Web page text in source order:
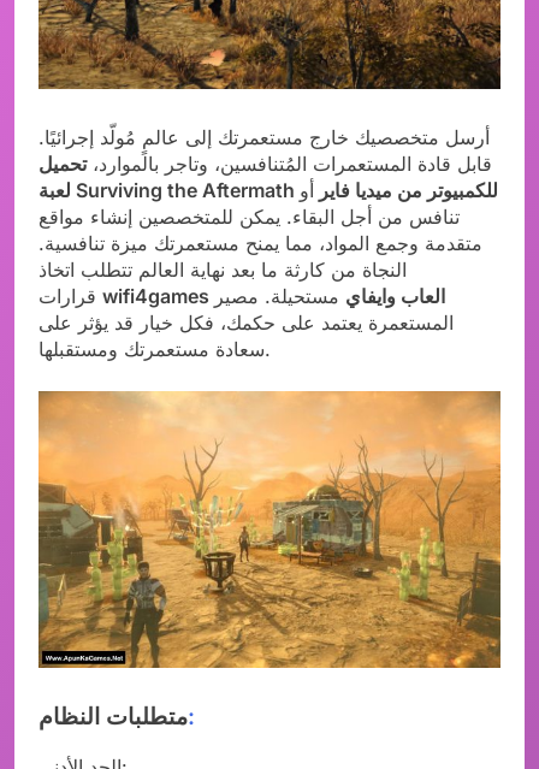
أرسل متخصصيك خارج مستعمرتك إلى عالمٍ مُولّد إجرائيًا.
قابل قادة المستعمرات المُتنافسين، وتاجر بالموارد،تحميل
لعبة Surviving the Aftermath للكمبيوتر من ميديا فاير أو
تنافس من أجل البقاء. يمكن للمتخصصين إنشاء مواقع
متقدمة وجمع المواد، مما يمنح مستعمرتك ميزة تنافسية.
النجاة من كارثة ما بعد نهاية العالم تتطلب اتخاذ
wifi4games العاب وايفاي مستحيلة. مصير
المستعمرة يعتمد على حكمك، فكل خيار قد يؤثر على
سعادة مستعمرتك ومستقبلها.
متطلبات النظام: